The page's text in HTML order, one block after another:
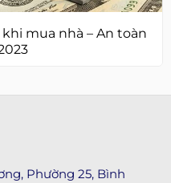
mua nhà – An toàn
Phường 25, Bình